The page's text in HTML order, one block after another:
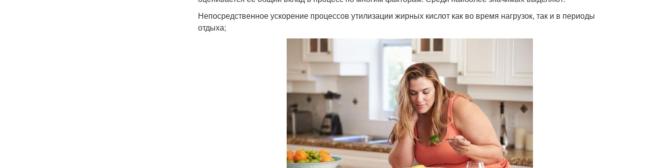
Непосредственное ускорение процессов утилизации жирных кислот как во время нагрузок, так и в периоды
отдыха;